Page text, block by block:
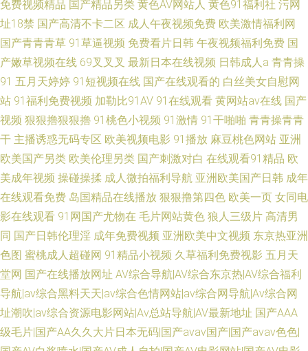
免费视频精品 国产精品另类 黄色AV网站人 黄色91福利社 污网
址18禁 国产高清不卡二区 成人午夜视频免费 欧美激情福利网
国产青青青草 91草逼视频 免费看片日韩 午夜视频福利免费 国
产嫩草视频在线 69叉叉叉 最新日本在线视频 日韩成人a 青青操
91 五月天婷婷 91短视频在线 国产在线观看的 白丝美女自慰网
站 91福利免费视频 加勒比91AV 91在线观看 黄网站av在线 国产
视频 狠狠擼狠狠擼 91桃色小视频 91激情 91干啪啪 青青操青青
干 主播诱惑无码专区 欧美视频电影 91播放 麻豆桃色网站 亚洲
欧美国产另类 欧美伦理另类 国产刺激对白 在线观看91精品 欧
美成年视频 操碰操揉 成人微拍福利导航 亚洲欧美国产日韩 成年
在线观看免费 岛国精品在线播放 狠狠撸第四色 欧美一页 女同电
影在线观看 91网国产尤物在 毛片网站黄色 狼人三级片 高清男
同 国产日韩伦理淫 成年免费视频 亚洲欧美中文视频 东京热亚洲
色图 蜜桃成人超碰网 91精品小视频 久草福利免费视影 五月天
堂网 国产在线播放网址 AV综合导航|AV综合东京热|AV综合福利
导航|av综合黑料天天|av综合色情网站|av综合网导航|Av综合网
址潮吹|av综合资源电影网站|Av总站导航|AV最新地址 国产AAA
级毛片|国产AA久久大片日本无码|国产avav国产|国产avav色色|